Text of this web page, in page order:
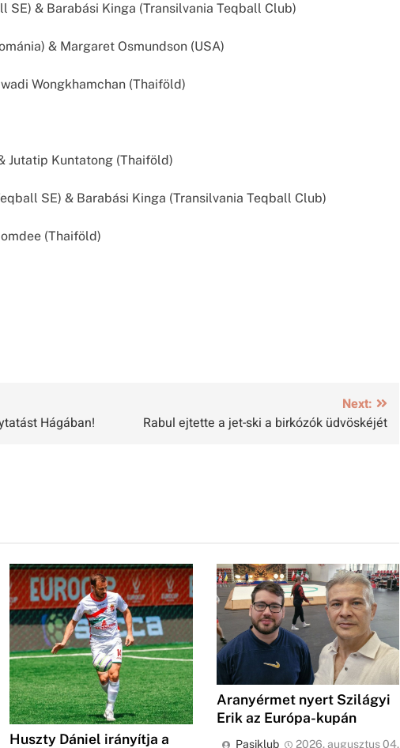
& Barabási Kinga (Transilvania Teqball Club)
& Margaret Osmundson (USA)
Wongkhamchan (Thaiföld)
Kuntatong (Thaiföld)
SE) & Barabási Kinga (Transilvania Teqball Club)
(Thaiföld)
Hágában!
Next:
Rabul ejtette a jet-ski a birkózók üdvöskéjét
Huszty Dániel irányítja a
Aranyérmet nyert Szilágyi
Erik az Európa-kupán
Pasiklub 2026. augusztus 04.